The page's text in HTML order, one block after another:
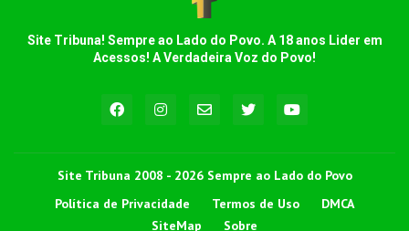
Site Tribuna! Sempre ao Lado do Povo. A 18 anos Lider em
Acessos! A Verdadeira Voz do Povo!
Site Tribuna 2008 - 2026 Sempre ao Lado do Povo
Política de Privacidade
Termos de Uso
DMCA
SiteMap
Sobre